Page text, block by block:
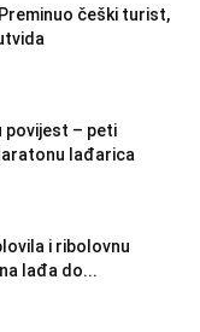
češki turist,
povijest – peti
lađarica
i ribolovnu
lađa do...